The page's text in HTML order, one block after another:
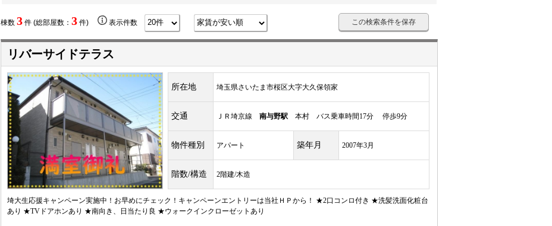
棟数 3 件 (総部屋数： 3 件) 表示件数 この検索条件を保存
リバーサイドテラス
所在地 埼玉県さいたま市桜区大字大久保領家
交通 ＪＲ埼京線 南与野駅 本村 バス乗車時間17分 停歩9分
物件種別 アパート 築年月 2007年3月
階数/構造 2階建/木造
埼大生応援キャンペーン実施中！お早めにチェック！キャンペーンエントリーは当社ＨＰから！ ★2口コンロ付き ★洗髪洗面化粧台
あり ★TVドアホンあり ★南向き、日当たり良 ★ウォークインクローゼットあり